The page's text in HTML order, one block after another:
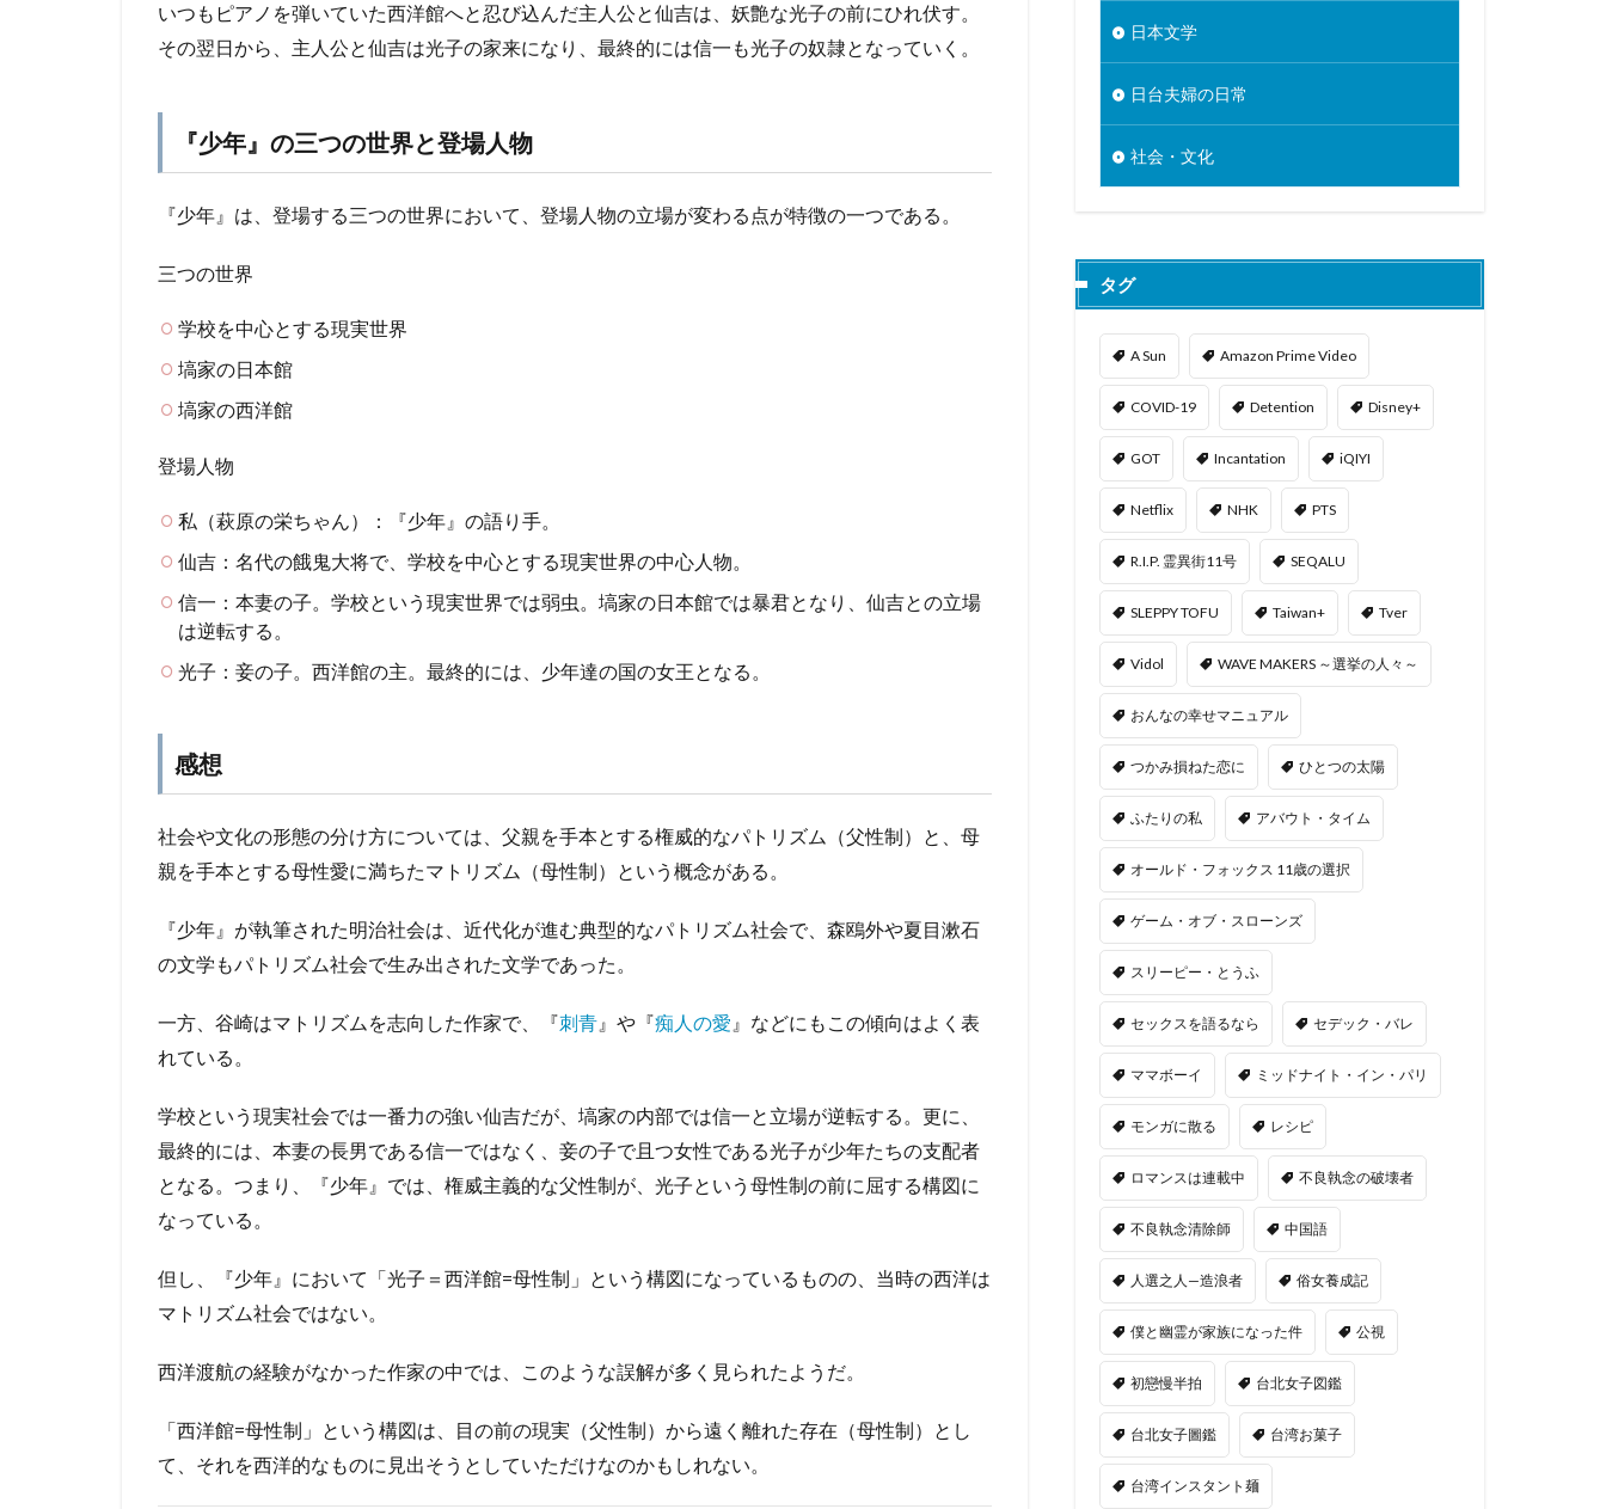
いつもピアノを弾いていた西洋館へと忍び込んだ主人公と仙吉は、妖艶な光子の前にひれ伏す。
その翌日から、主人公と仙吉は光子の家来になり、最終的には信一も光子の奴隷となっていく。
『少年』の三つの世界と登場人物
『少年』は、登場する三つの世界において、登場人物の立場が変わる点が特徴の一つである。
三つの世界
学校を中心とする現実世界
塙家の日本館
塙家の西洋館
登場人物
私（萩原の栄ちゃん）：『少年』の語り手。
仙吉：名代の餓鬼大将で、学校を中心とする現実世界の中心人物。
信一：本妻の子。学校という現実世界では弱虫。塙家の日本館では暴君となり、仙吉との立場
は逆転する。
光子：妾の子。西洋館の主。最終的には、少年達の国の女王となる。
感想
社会や文化の形態の分け方については、父親を手本とする権威的なパトリズム（父性制）と、母
親を手本とする母性愛に満ちたマトリズム（母性制）という概念がある。
『少年』が執筆された明治社会は、近代化が進む典型的なパトリズム社会で、森鴎外や夏目漱石
の文学もパトリズム社会で生み出された文学であった。
一方、谷崎はマトリズムを志向した作家で、『刺青 』や『痴人の愛 』などにもこの傾向はよく表
れている。
学校という現実社会では一番力の強い仙吉だが、塙家の内部では信一と立場が逆転する。更に、
最終的には、本妻の長男である信一ではなく、妾の子で且つ女性である光子が少年たちの支配者
となる。つまり、『少年』では、権威主義的な父性制が、光子という母性制の前に屈する構図に
なっている。
但し、『少年』において「光子＝西洋館=母性制」という構図になっているものの、当時の西洋は
マトリズム社会ではない。
西洋渡航の経験がなかった作家の中では、このような誤解が多く見られたようだ。
「西洋館=母性制」という構図は、目の前の現実（父性制）から遠く離れた存在（母性制）とし
て、それを西洋的なものに見出そうとしていただけなのかもしれない。
日本文学
日台夫婦の日常
社会・文化
タグ
A Sun Amazon Prime Video
COVID-19 Detention Disney+
GOT Incantation iQIYI
Netflix NHK PTS
R.I.P. 霊異街11号 SEQALU
SLEPPY TOFU Taiwan+ Tver
Vidol WAVE MAKERS ～選挙の人々～
おんなの幸せマニュアル
つかみ損ねた恋に ひとつの太陽
ふたりの私 アバウト・タイム
オールド・フォックス 11歳の選択
ゲーム・オブ・スローンズ
スリーピー・とうふ
セックスを語るなら セデック・バレ
ママボーイ ミッドナイト・イン・パリ
モンガに散る レシピ
ロマンスは連載中 不良執念の破壊者
不良執念清除師 中国語
人選之人—造浪者 俗女養成記
僕と幽霊が家族になった件 公視
初戀慢半拍 台北女子図鑑
台北女子圖鑑 台湾お菓子
台湾インスタント麺